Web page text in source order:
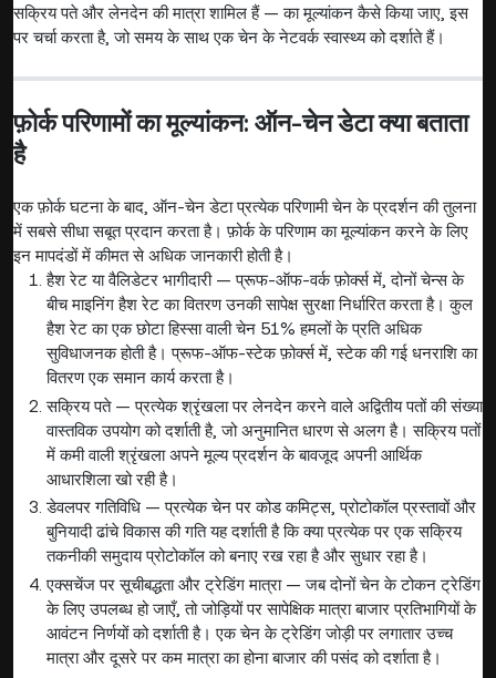
सक्रिय पते और लेनदेन की मात्रा शामिल हैं — का मूल्यांकन कैसे किया जाए, इस
पर चर्चा करता है, जो समय के साथ एक चेन के नेटवर्क स्वास्थ्य को दर्शाते हैं।
फ़ोर्क परिणामों का मूल्यांकन: ऑन-चेन डेटा क्या बताता
है
एक फ़ोर्क घटना के बाद, ऑन-चेन डेटा प्रत्येक परिणामी चेन के प्रदर्शन की तुलना
में सबसे सीधा सबूत प्रदान करता है। फ़ोर्क के परिणाम का मूल्यांकन करने के लिए
इन मापदंडों में कीमत से अधिक जानकारी होती है।
हैश रेट या वैलिडेटर भागीदारी — प्रूफ-ऑफ-वर्क फ़ोर्क्स में, दोनों चेन्स के
बीच माइनिंग हैश रेट का वितरण उनकी सापेक्ष सुरक्षा निर्धारित करता है। कुल
हैश रेट का एक छोटा हिस्सा वाली चेन 51% हमलों के प्रति अधिक
सुविधाजनक होती है। प्रूफ-ऑफ-स्टेक फ़ोर्क्स में, स्टेक की गई धनराशि का
वितरण एक समान कार्य करता है।
सक्रिय पते — प्रत्येक श्रृंखला पर लेनदेन करने वाले अद्वितीय पतों की संख्या
वास्तविक उपयोग को दर्शाती है, जो अनुमानित धारण से अलग है। सक्रिय पतों
में कमी वाली श्रृंखला अपने मूल्य प्रदर्शन के बावजूद अपनी आर्थिक
आधारशिला खो रही है।
डेवलपर गतिविधि — प्रत्येक चेन पर कोड कमिट्स, प्रोटोकॉल प्रस्तावों और
बुनियादी ढांचे विकास की गति यह दर्शाती है कि क्या प्रत्येक पर एक सक्रिय
तकनीकी समुदाय प्रोटोकॉल को बनाए रख रहा है और सुधार रहा है।
एक्सचेंज पर सूचीबद्धता और ट्रेडिंग मात्रा — जब दोनों चेन के टोकन ट्रेडिंग
के लिए उपलब्ध हो जाएँ, तो जोड़ियों पर सापेक्षिक मात्रा बाजार प्रतिभागियों के
आवंटन निर्णयों को दर्शाती है। एक चेन के ट्रेडिंग जोड़ी पर लगातार उच्च
मात्रा और दूसरे पर कम मात्रा का होना बाजार की पसंद को दर्शाता है।